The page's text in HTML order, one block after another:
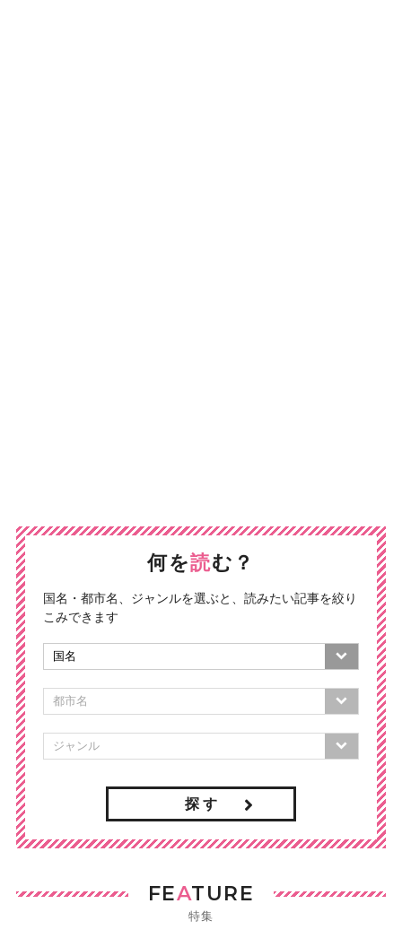
何を読む？
国名・都市名、ジャンルを選ぶと、読みたい記事を絞り
こみできます
探 す
FEATURE
特集